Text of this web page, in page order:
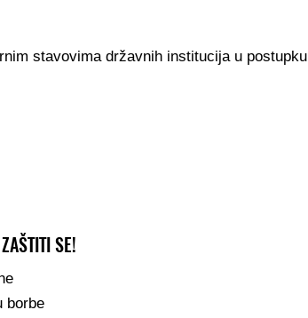
stavovima državnih institucija u postupku
SE!
borbe